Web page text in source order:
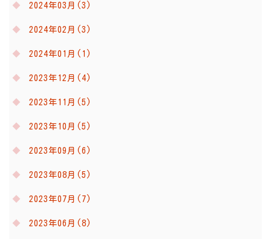
2024年03月(3)
2024年02月(3)
2024年01月(1)
2023年12月(4)
2023年11月(5)
2023年10月(5)
2023年09月(6)
2023年08月(5)
2023年07月(7)
2023年06月(8)